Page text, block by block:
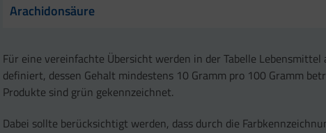
Arachidonsäure
Für eine vereinfachte Übersicht werden in der Tabelle Lebensmittel
definiert, dessen Gehalt mindestens 10 Gramm pro 100 Gramm
Produkte sind grün gekennzeichnet.
Dabei sollte berücksichtigt werden, dass durch die